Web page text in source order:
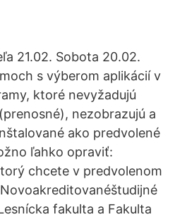
21.02. Sobota 20.02.
s výberom aplikácií v
ktoré nevyžadujú
nezobrazujú a
ako predvolené
ľahko opraviť:
chcete v predvolenom
fakulta a Fakulta